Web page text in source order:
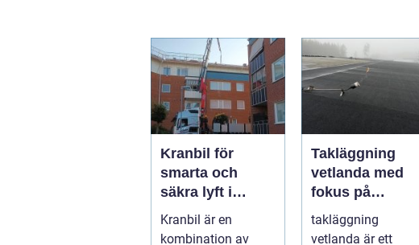
Kranbil för
smarta och
säkra lyft i
vardagen
Kranbil är en
kombination av
Takläggning
vetlanda med
fokus på
hållbara tak och
trygga hus
takläggning
vetlanda är ett